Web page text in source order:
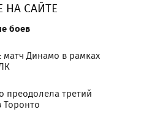
НА САЙТЕ
боев
матч Динамо в рамках
преодолела третий
Торонто